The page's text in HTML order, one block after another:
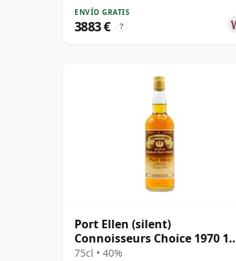
ENVÍO GRATIS
3883 € ?
Port Ellen (silent)
Connoisseurs Choice 1970 17
años
75cl • 40%